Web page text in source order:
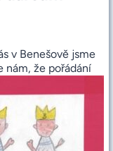
v Benešově jsme
nám, že pořádání